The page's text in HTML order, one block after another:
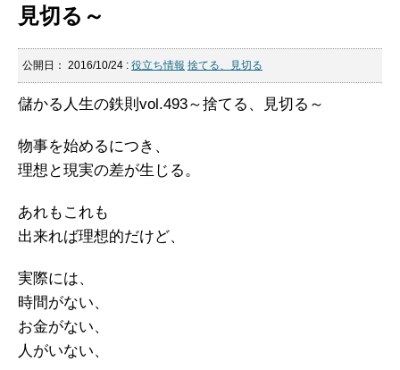
見切る～
公開日： 2016/10/24 : 役立ち情報 捨てる、見切る
儲かる人生の鉄則vol.493～捨てる、見切る～
物事を始めるにつき、
理想と現実の差が生じる。
あれもこれも
出来れば理想的だけど、
実際には、
時間がない、
お金がない、
人がいない、